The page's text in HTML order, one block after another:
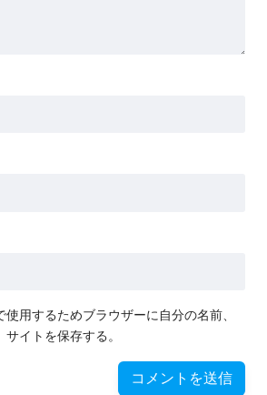
使用するためブラウザーに自分の名前、
イトを保存する。